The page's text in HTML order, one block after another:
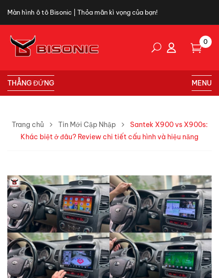
Màn hình ô tô Bisonic | Thỏa mãn kì vọng của bạn!
0
THẲNG ĐỨNG MENU
Trang chủ Tin Mới Cập Nhập
Santek X900 vs X900s:
Khác biệt ở đâu? Review chi tiết cấu hình và hiệu năng